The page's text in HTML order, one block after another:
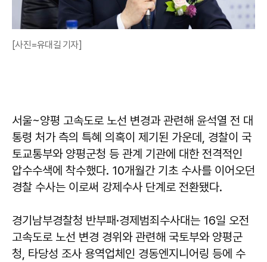
[사진=유대길 기자]
서울~양평 고속도로 노선 변경과 관련해 윤석열 전 대
통령 처가 측의 특혜 의혹이 제기된 가운데, 경찰이 국
토교통부와 양평군청 등 관계 기관에 대한 전격적인
압수수색에 착수했다. 10개월간 기초 수사를 이어오던
경찰 수사는 이로써 강제수사 단계로 전환됐다.
경기남부경찰청 반부패·경제범죄수사대는 16일 오전
고속도로 노선 변경 경위와 관련해 국토부와 양평군
청, 타당성 조사 용역업체인 경동엔지니어링 등에 수